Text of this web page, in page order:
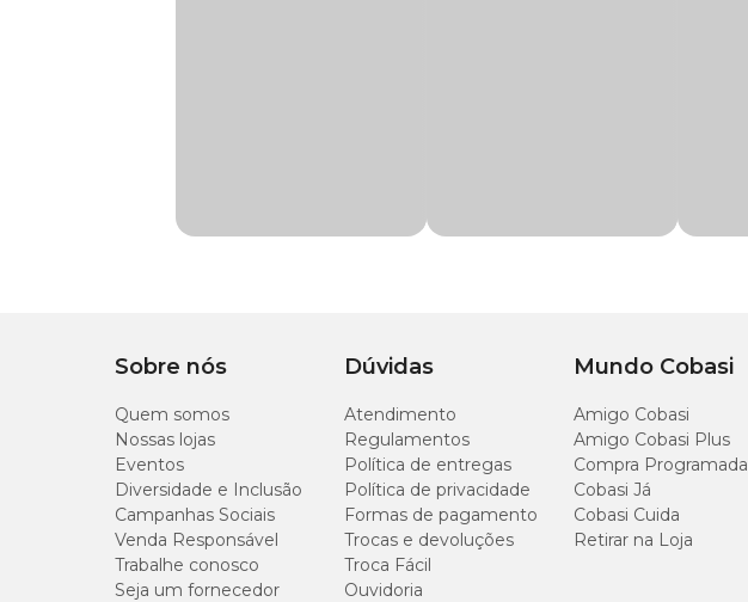
Sobre nós
Quem somos
Nossas lojas
Eventos
Diversidade e Inclusão
Campanhas Sociais
Venda Responsável
Trabalhe conosco
Seja um fornecedor
Dúvidas
Atendimento
Regulamentos
Política de entregas
Política de privacidade
Formas de pagamento
Trocas e devoluções
Troca Fácil
Ouvidoria
Mundo Cobasi
Amigo Cobasi
Amigo Cobasi Plus
Compra Programada
Cobasi Já
Cobasi Cuida
Retirar na Loja